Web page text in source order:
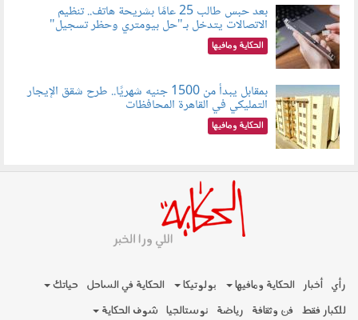
080803.jpg
بعد حبس طالب 25 عامًا بشريحة هاتف.. تنظيم
الاتصالات يتدخل بـ"حل بيومتري وحظر تسجيل"
الحكاية ومافيها
080801.jpg
بمقابل يبدأ من 1500 جنيه شهريًا.. طرح شقق الإيجار
التمليكي في القاهرة المحافظات
الحكاية ومافيها
رأي أخبار الحكاية ومافيها بولوتيكا الحكاية في الساحل
حياتك
للكبار فقط فن وثقافة رياضة نوستالجيا شوف الحكاية